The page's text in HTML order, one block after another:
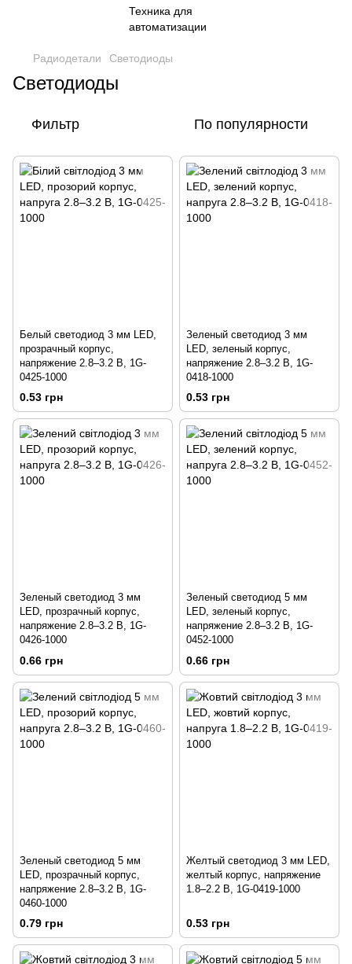
Радиодетали Светодиоды
Светодиоды
Фильтр По популярности
Белый светодиод 3 мм LED,
прозрачный корпус,
напряжение 2.8–3.2 В, 1G-
0425-1000
0.53 грн
Зеленый светодиод 3 мм
LED, зеленый корпус,
напряжение 2.8–3.2 В, 1G-
0418-1000
0.53 грн
Зеленый светодиод 3 мм
LED, прозрачный корпус,
напряжение 2.8–3.2 В, 1G-
0426-1000
0.66 грн
Зеленый светодиод 5 мм
LED, зеленый корпус,
напряжение 2.8–3.2 В, 1G-
0452-1000
0.66 грн
Зеленый светодиод 5 мм
LED, прозрачный корпус,
напряжение 2.8–3.2 В, 1G-
0460-1000
0.79 грн
Желтый светодиод 3 мм LED,
желтый корпус, напряжение
1.8–2.2 В, 1G-0419-1000
0.53 грн